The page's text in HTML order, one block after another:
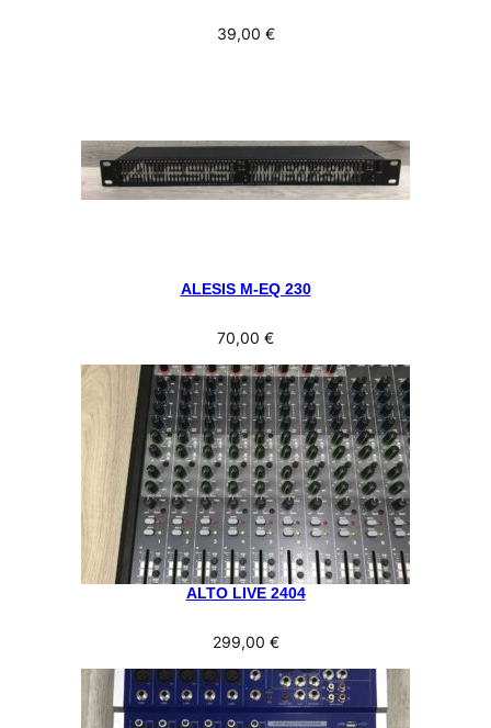
39,00 €
ALESIS M-EQ 230
70,00 €
ALTO LIVE 2404
299,00 €